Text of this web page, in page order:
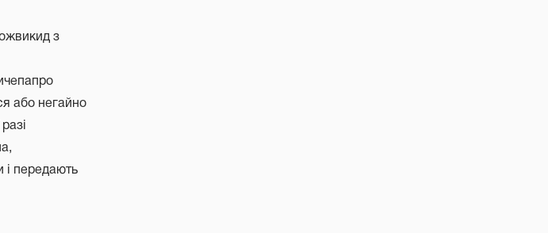
з
або негайно
і передають